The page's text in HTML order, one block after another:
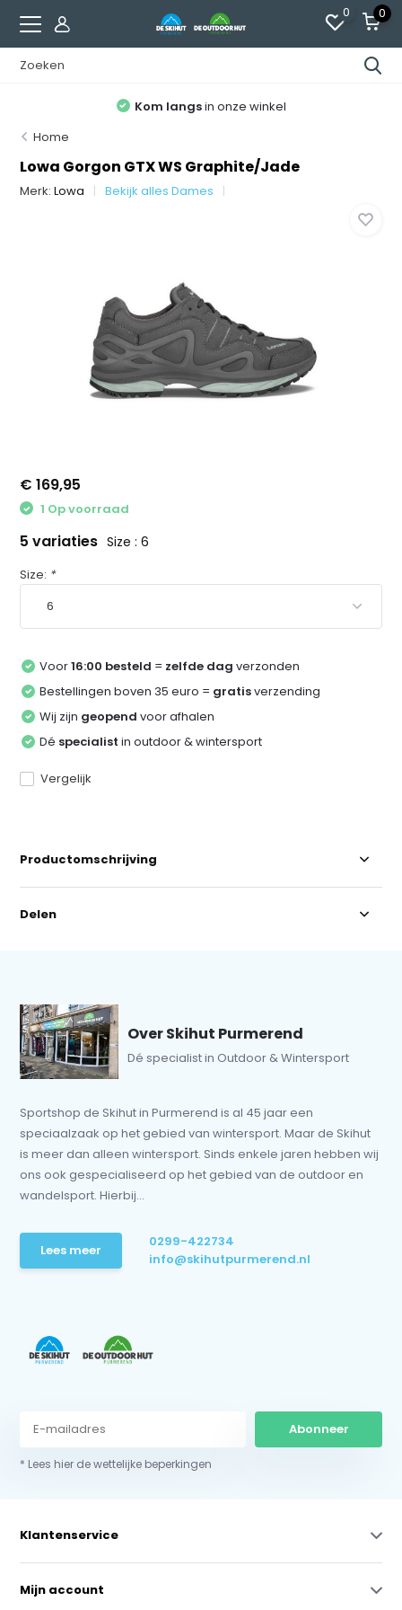
0 0
Kom langsin onze winkel
Home
Lowa Gorgon GTX WS Graphite/Jade
Merk:Lowa Bekijk alles Dames
€ 169,95
1 Op voorraad
5 variaties Size : 6
Size: *
Voor16:00 besteld = zelfde dag verzonden
Bestellingen boven 35 euro = gratisverzending
Wij zijn geopend voor afhalen
Dé specialist in outdoor & wintersport
Vergelijk
Productomschrijving
Delen
Over Skihut Purmerend
Dé specialist in Outdoor & Wintersport
Sportshop de Skihut in Purmerend is al 45 jaar een
speciaalzaak op het gebied van wintersport. Maar de Skihut
is meer dan alleen wintersport. Sinds enkele jaren hebben wij
ons ook gespecialiseerd op het gebied van de outdoor en
wandelsport. Hierbij...
Lees meer
0299-422734
info@skihutpurmerend.nl
Abonneer
* Lees hier de wettelijke beperkingen
Klantenservice
Mijn account